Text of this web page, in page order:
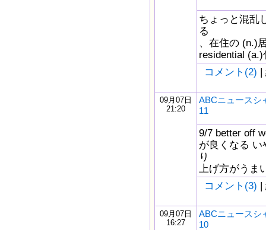
ちょっと混乱
る
、在住の (n.)
residential (a.)
コメント(2) |
09月07日
21:20
ABCニュース
11
9/7 better off
が良くなる
り
上げ方がうま
コメント(3) |
09月07日
16:27
ABCニュース
10